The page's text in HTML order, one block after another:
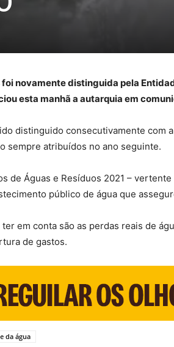
novamente distinguida pela
esta manhã a autarquia em
distinguido consecutivamente com
sempre atribuídos no ano seguinte.
de Águas e Resíduos 2021 –
público de água que
em conta são as perdas reais de
de gastos.
da água